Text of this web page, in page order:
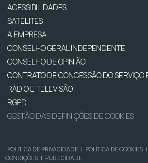
ACESSIBILIDADES
SATÉLITES
A EMPRESA
CONSELHO GERAL INDEPENDENTE
CONSELHO DE OPINIÃO
CONTRATO DE CONCESSÃO DO SERVIÇO
RÁDIO E TELEVISÃO
RGPD
GESTÃO DAS DEFINIÇÕES DE COOKIES
POLÍTICA DE PRIVACIDADE | POLÍTICA DE COOKIES |
CONDIÇÕES | PUBLICIDADE